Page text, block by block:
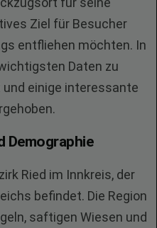
Ziel für Besucher
entfliehen möchten. In
Daten zu
einige interessante
Demographie
Ried im Innkreis, der
befindet. Die Region
saftigen Wiesen und